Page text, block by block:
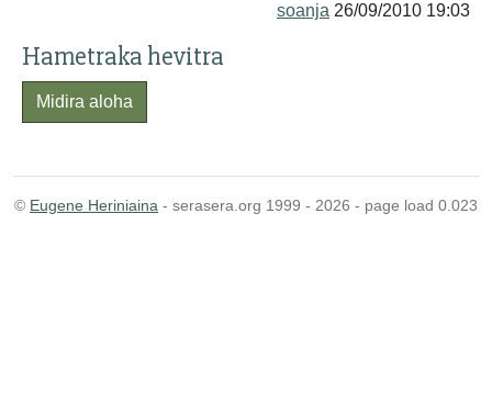
soanja 26/09/2010 19:03
Hametraka hevitra
Midira aloha
© Eugene Heriniaina - serasera.org 1999 - 2026 - page load 0.023